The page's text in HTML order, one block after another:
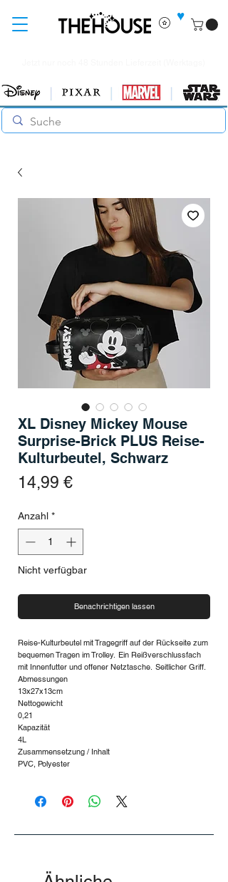
♥
XL Disney Mickey Mouse
Surprise-Brick PLUS Reise-
Kulturbeutel, Schwarz
14,99 €Preis
Anzahl *
Nicht verfügbar
Benachrichtigen lassen
Reise-Kulturbeutel mit Tragegriff auf der Rückseite zum
bequemen Tragen im Trolley. Ein Reißverschlussfach
mit Innenfutter und offener Netztasche. Seitlicher Griff.
Abmessungen
13x27x13cm
Nettogewicht
0,21
Kapazität
4L
Zusammensetzung / Inhalt
PVC, Polyester